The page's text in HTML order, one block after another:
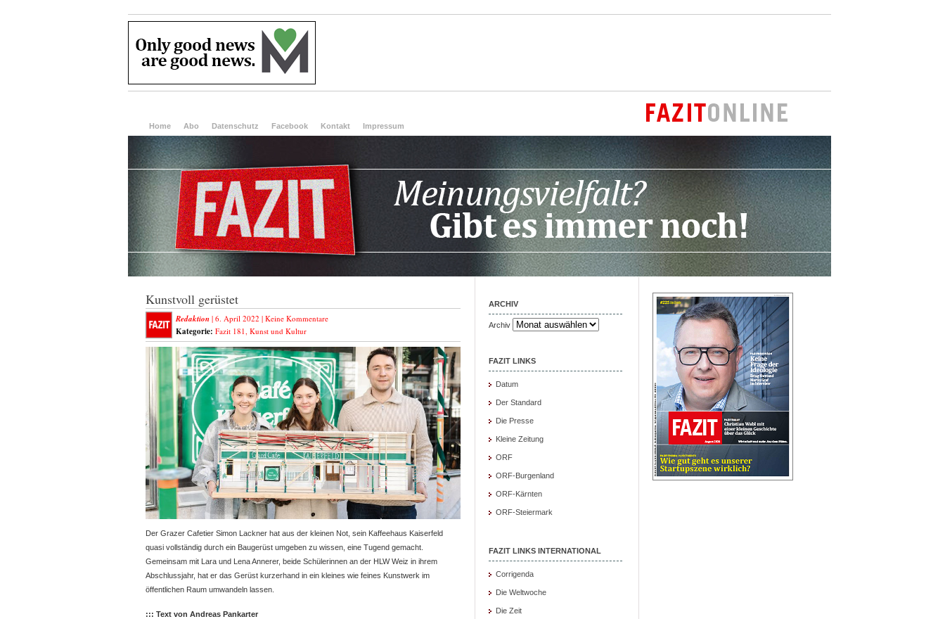
Home Abo Datenschutz Facebook Kontakt Impressum
Kunstvoll gerüstet
Redaktion | 6. April 2022 | Keine Kommentare
Kategorie: Fazit 181, Kunst und Kultur
Der Grazer Cafetier Simon Lackner hat aus der kleinen Not, sein Kaffeehaus Kaiserfeld
quasi vollständig durch ein Baugerüst umgeben zu wissen, eine Tugend gemacht.
Gemeinsam mit Lara und Lena Annerer, beide Schülerinnen an der HLW Weiz in ihrem
Abschlussjahr, hat er das Gerüst kurzerhand in ein kleines wie feines Kunstwerk im
öffentlichen Raum umwandeln lassen.
::: Text von Andreas Pankarter
ARCHIV
Archiv
FAZIT LINKS
Datum
Der Standard
Die Presse
Kleine Zeitung
ORF
ORF-Burgenland
ORF-Kärnten
ORF-Steiermark
FAZIT LINKS INTERNATIONAL
Corrigenda
Die Weltwoche
Die Zeit